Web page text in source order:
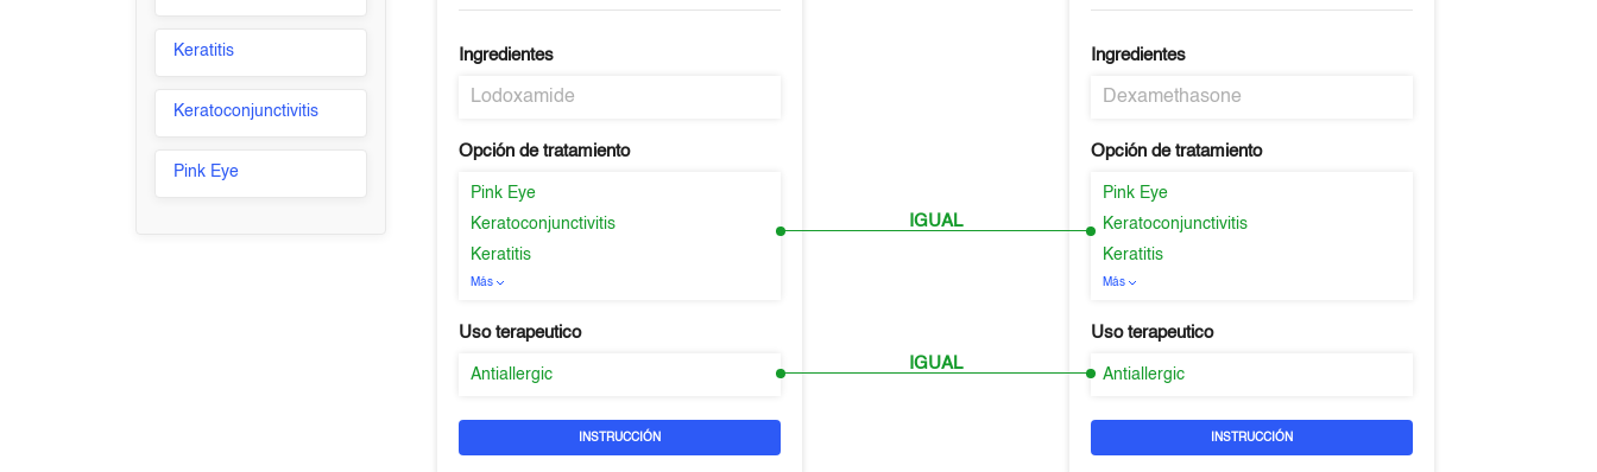
Keratitis
Keratoconjunctivitis
Pink Eye
Ingredientes
Lodoxamide
Opción de tratamiento
Pink Eye
Keratoconjunctivitis
Keratitis
Más
Uso terapeutico
Antiallergic
INSTRUCCIÓN
IGUAL
IGUAL
Ingredientes
Dexamethasone
Opción de tratamiento
Pink Eye
Keratoconjunctivitis
Keratitis
Más
Uso terapeutico
Antiallergic
INSTRUCCIÓN